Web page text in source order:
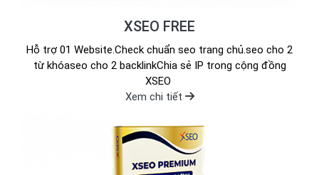
XSEO FREE
Hỗ trợ 01 Website.Check chuẩn seo trang chủ.seo cho 2
từ khóaseo cho 2 backlinkChia sẻ IP trong cộng đồng
XSEO
Xem chi tiết